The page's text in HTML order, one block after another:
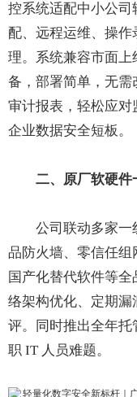
控系统适配中小公
配、远程运维、操
理。系统兼容市面
备，部署简单，无
审计报表，轻松应
企业数据安全短板。
二、原厂软硬件
公司联动多家一
品防火墙、零信任组
国产化替代软件等
络架构优化、定期漏
评。同时推出全年
职 IT 人员难题。